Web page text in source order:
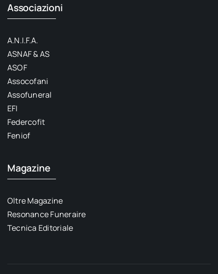
Associazioni
A.N.I.F.A.
ASNAF & AS
ASOF
Assocofani
Assofuneral
EFI
Federcofit
Feniof
Magazine
Oltre Magazine
Resonance Funeraire
Tecnica Editoriale